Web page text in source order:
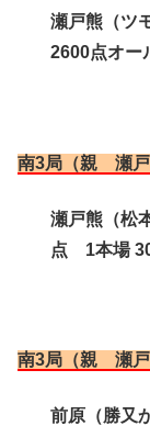
瀬戸熊（ツ
2600点オー
南3局（親 瀬戸
瀬戸熊（松
点 1本場
南3局（親 瀬戸
前原（勝又